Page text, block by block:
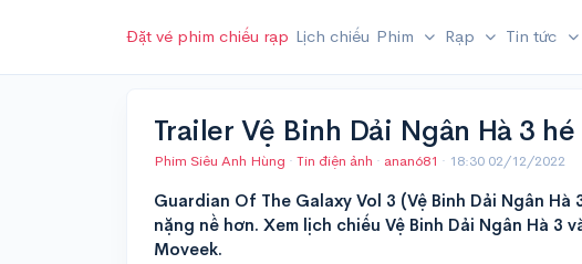
Đặt vé phim chiếu rạp Lịch chiếu Phim Rạp Tin tức
Trailer Vệ Binh Dải Ngân Hà 3
Phim Siêu Anh Hùng · Tin điện ảnh · anan681 · 18:30 02/12/2022
Guardian Of The Galaxy Vol 3 (Vệ Binh Dải Ngân
nặng nề hơn. Xem lịch chiếu Vệ Binh Dải Ngân Hà 3
Moveek.